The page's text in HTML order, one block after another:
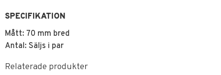
SPECIFIKATION
Mått: 70 mm bred
Antal: Säljs i par
Relaterade produkter